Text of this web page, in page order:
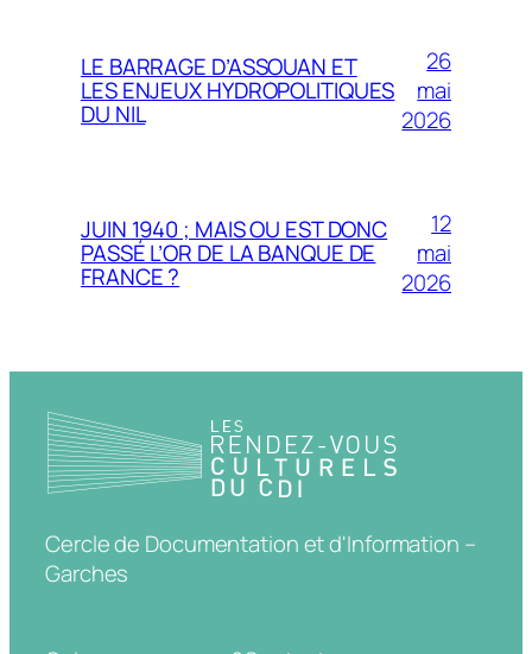
LE BARRAGE D’ASSOUAN ET
LES ENJEUX HYDROPOLITIQUES
DU NIL
26
mai
2026
JUIN 1940 ; MAIS OU EST DONC
PASSÉ L’OR DE LA BANQUE DE
FRANCE ?
12
mai
2026
Cercle de Documentation et d'Information –
Garches